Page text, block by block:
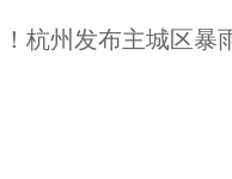
州发布主城区暴雨